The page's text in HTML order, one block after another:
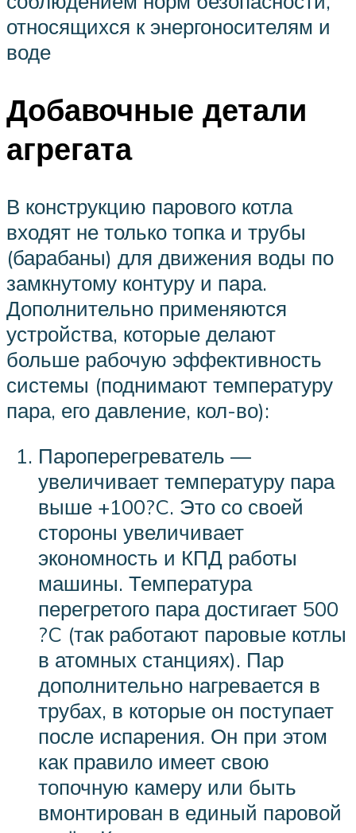
относящихся к энергоносителям и
воде
Добавочные детали
агрегата
В конструкцию парового котла
входят не только топка и трубы
(барабаны) для движения воды по
замкнутому контуру и пара.
Дополнительно применяются
устройства, которые делают
больше рабочую эффективность
системы (поднимают температуру
пара, его давление, кол-во):
Пароперегреватель —
увеличивает температуру пара
выше +100?C. Это со своей
стороны увеличивает
экономность и КПД работы
машины. Температура
перегретого пара достигает 500
?C (так работают паровые котлы
в атомных станциях). Пар
дополнительно нагревается в
трубах, в которые он поступает
после испарения. Он при этом
как правило имеет свою
топочную камеру или быть
вмонтирован в единый паровой